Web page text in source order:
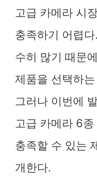
고급 카메라 시
충족하기 어렵
수히 많기 때문
제품을 선택하
그러나 이번에
고급 카메라 6
충족할 수 있는
개한다.